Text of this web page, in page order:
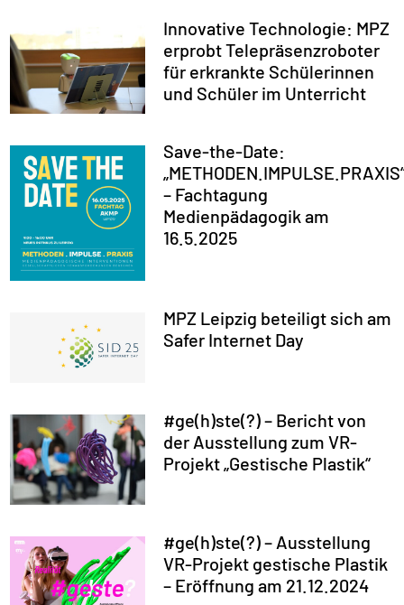
Innovative Technologie: MPZ
erprobt Telepräsenzroboter
für erkrankte Schülerinnen
und Schüler im Unterricht
Save-the-Date:
– Fachtagung
Medienpädagogik am
16.5.2025
MPZ Leipzig beteiligt sich am
Safer Internet Day
#ge(h)ste(?) – Bericht von
der Ausstellung zum VR-
Projekt „Gestische Plastik“
#ge(h)ste(?) – Ausstellung
VR-Projekt gestische Plastik
– Eröffnung am 21.12.2024